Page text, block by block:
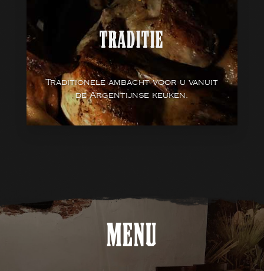
TRADITIE
Traditionele ambacht voor u vanuit
de Argentijnse keuken.
MENU